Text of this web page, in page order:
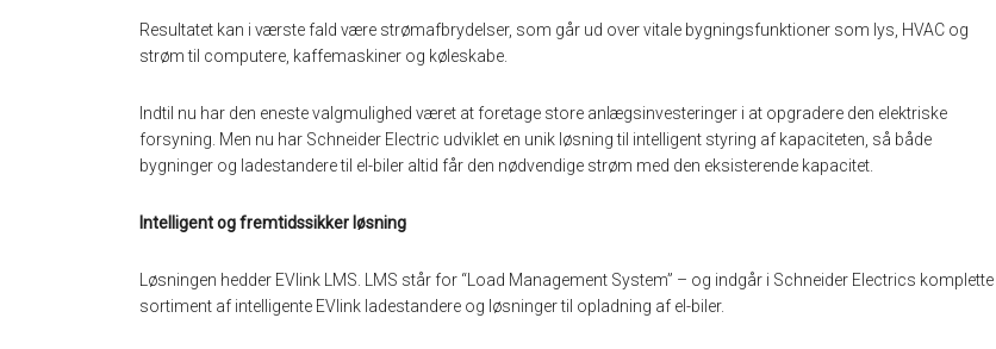
Resultatet kan i værste fald være strømafbrydelser, som går ud over vitale bygningsfunktioner som lys, HVAC og
strøm til computere, kaffemaskiner og køleskabe.
Indtil nu har den eneste valgmulighed været at foretage store anlægsinvesteringer i at opgradere den elektriske
forsyning. Men nu har Schneider Electric udviklet en unik løsning til intelligent styring af kapaciteten, så både
bygninger og ladestandere til el-biler altid får den nødvendige strøm med den eksisterende kapacitet.
Intelligent og fremtidssikker løsning
Løsningen hedder EVlink LMS. LMS står for “Load Management System” – og indgår i Schneider Electrics komplette
sortiment af intelligente EVlink ladestandere og løsninger til opladning af el-biler.